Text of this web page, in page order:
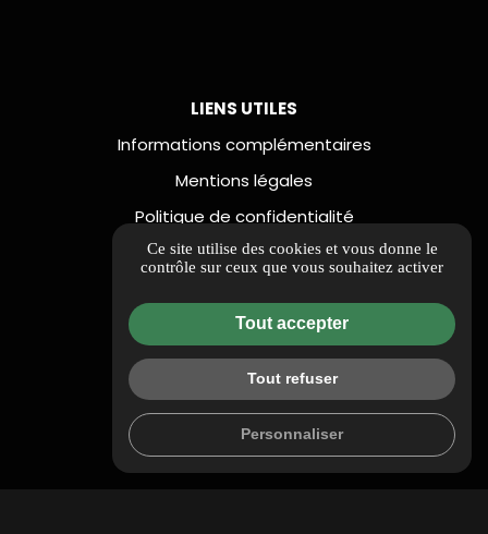
ITINÉRAIRE
mail
LIENS UTILES
Informations complémentaires
Mentions légales
Politique de confidentialité
Guide local
Gestion des cookies
Ce site utilise des cookies et vous donne le
contrôle sur ceux que vous souhaitez activer
Tout accepter
Tout refuser
Personnaliser